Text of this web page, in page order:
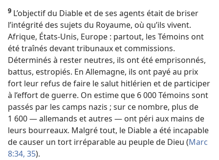
9 L’objectif du Diable et de ses agents était de briser
l’intégrité des sujets du Royaume, où qu’ils vivent.
Afrique, États-Unis, Europe : partout, les Témoins ont
été traînés devant tribunaux et commissions.
Déterminés à rester neutres, ils ont été emprisonnés,
battus, estropiés. En Allemagne, ils ont payé au prix
fort leur refus de faire le salut hitlérien et de participer
à l’effort de guerre. On estime que 6 000 Témoins sont
passés par les camps nazis ; sur ce nombre, plus de
1 600 — allemands et autres — ont péri aux mains de
leurs bourreaux. Malgré tout, le Diable a été incapable
de causer un tort irréparable au peuple de Dieu (Marc
8:34, 35).